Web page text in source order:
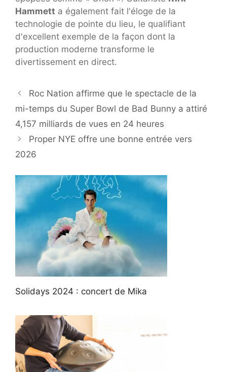
Hammett a également fait l'éloge de la
technologie de pointe du lieu, le qualifiant
d'excellent exemple de la façon dont la
production moderne transforme le
divertissement en direct.
Roc Nation affirme que le spectacle de la
mi-temps du Super Bowl de Bad Bunny a attiré
4,157 milliards de vues en 24 heures
Proper NYE offre une bonne entrée vers
2026
Solidays 2024 : concert de Mika